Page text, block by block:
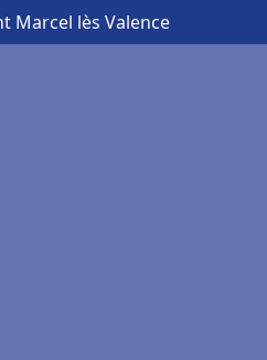
Marcel lès Valence